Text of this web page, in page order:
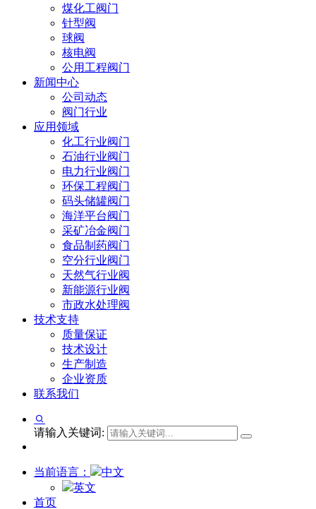
煤化工阀门
针型阀
球阀
核电阀
公用工程阀门
新闻中心
公司动态
阀门行业
应用领域
化工行业阀门
石油行业阀门
电力行业阀门
环保工程阀门
码头储罐阀门
海洋平台阀门
采矿冶金阀门
食品制药阀门
空分行业阀门
天然气行业阀
新能源行业阀
市政水处理阀
技术支持
质量保证
技术设计
生产制造
企业资质
联系我们
请输入关键词:
当前语言：
中文
英文
首页